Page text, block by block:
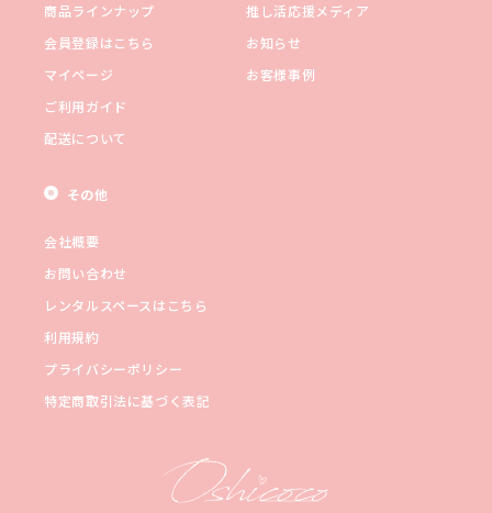
商品ラインナップ
会員登録はこちら
マイページ
ご利用ガイド
配送について
推し活応援メディア
お知らせ
お客様事例
その他
会社概要
お問い合わせ
レンタルスペースはこちら
利用規約
プライバシーポリシー
特定商取引法に基づく表記